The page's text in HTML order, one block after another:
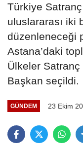
Türkiye
uluslararası iki
düzenleneceği
Astana’daki
Ülkeler Satranç
Başkan seçildi.
GÜNDEM 23 Ekim